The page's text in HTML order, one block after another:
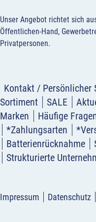
Unser Angebot richtet sich
Öffentlichen-Hand,
Privatpersonen.
Kontakt / Persönlicher
Sortiment
SALE
Marken
Häufige
*Zahlungsarten
Batterienrücknahme
Strukturierte
Impressum Datenschutz